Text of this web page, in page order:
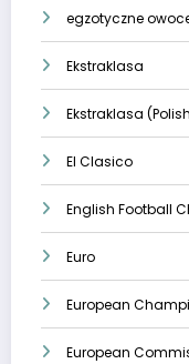
egzotyczne
Ekstraklasa
Ekstraklasa
El Clasico
English Football
Euro
European
European